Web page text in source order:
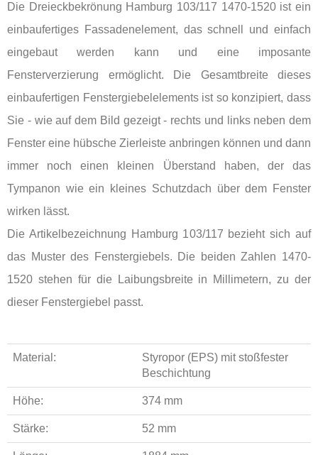
Die Dreieckbekrönung Hamburg 103/117 1470-1520 ist ein
einbaufertiges Fassadenelement, das schnell und einfach
eingebaut werden kann und eine imposante
Fensterverzierung ermöglicht. Die Gesamtbreite dieses
einbaufertigen Fenstergiebelelements ist so konzipiert, dass
Sie - wie auf dem Bild gezeigt - rechts und links neben dem
Fenster eine hübsche Zierleiste anbringen können und dann
immer noch einen kleinen Überstand haben, der das
Tympanon wie ein kleines Schutzdach über dem Fenster
wirken lässt.
Die Artikelbezeichnung Hamburg 103/117 bezieht sich auf
das Muster des Fenstergiebels. Die beiden Zahlen 1470-
1520 stehen für die Laibungsbreite in Millimetern, zu der
dieser Fenstergiebel passt.
Material:
Styropor (EPS) mit stoßfester
Beschichtung
Höhe: 374 mm
Stärke: 52 mm